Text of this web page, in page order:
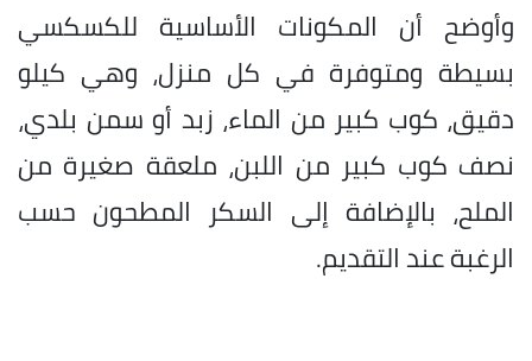
وأوضح أن المكونات الأساسية للكسكسي
بسيطة ومتوفرة في كل منزل، وهي كيلو
دقيق، كوب كبير من الماء، زبد أو سمن بلدي،
نصف كوب كبير من اللبن، ملعقة صغيرة من
الملح، بالإضافة إلى السكر المطحون حسب
الرغبة عند التقديم.